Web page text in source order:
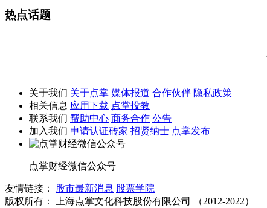
热点话题
关于我们 关于点掌 媒体报道 合作伙伴 隐私政策
相关信息 应用下载 点掌投教
联系我们 帮助中心 商务合作 公告
加入我们 申请认证砖家 招贤纳士 点掌发布
点掌财经微信公众号
友情链接： 股市最新消息 股票学院
版权所有：
上海点掌文化科技股份有限公司 （2012-2022）